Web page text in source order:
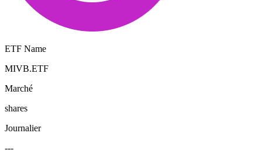
ETF Name
MIVB.ETF
Marché
shares
Journalier
---